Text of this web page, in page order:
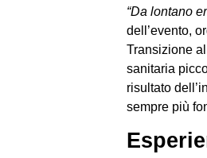
“Da lontano
dell’evento,
Transizione
sanitaria
risultato
sempre più